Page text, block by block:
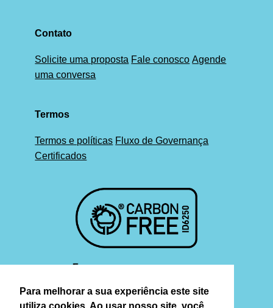
Contato
Solicite uma proposta Fale conosco Agende
uma conversa
Termos
Termos e políticas Fluxo de Governança
Certificados
Para melhorar a sua experiência este site